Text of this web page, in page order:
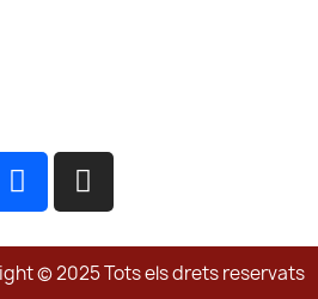
© 2025 Tots els drets reservats